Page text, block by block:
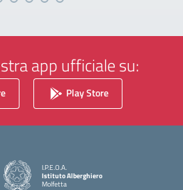
app ufficiale su:
Play Store
I.P.E.O.A.
Istituto Alberghiero
Molfetta